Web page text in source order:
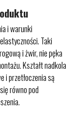
i warunki
Taki
i żwir, nie pęka
Kształt nadkola
i przetłoczenia są
równo pod